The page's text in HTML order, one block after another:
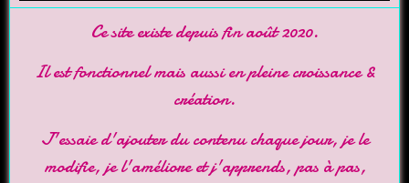
Ce site existe depuis fin août 2020.
Il est fonctionnel mais aussi en pleine croissance &
création.
J'essaie d'ajouter du contenu chaque jour, je le
modifie, je l'améliore et j'apprends, pas à pas,